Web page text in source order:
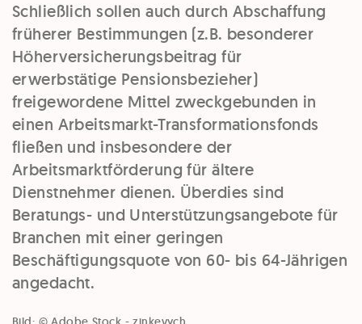
Schließlich sollen auch durch Abschaffung
früherer Bestimmungen (z.B. besonderer
Höherversicherungsbeitrag für
erwerbstätige Pensionsbezieher)
freigewordene Mittel zweckgebunden in
einen Arbeitsmarkt-Transformationsfonds
fließen und insbesondere der
Arbeitsmarktförderung für ältere
Dienstnehmer dienen. Überdies sind
Beratungs- und Unterstützungsangebote für
Branchen mit einer geringen
Beschäftigungsquote von 60- bis 64-Jährigen
angedacht.